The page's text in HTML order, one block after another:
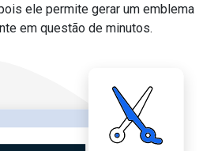
ele permite gerar um emblema
em questão de minutos.